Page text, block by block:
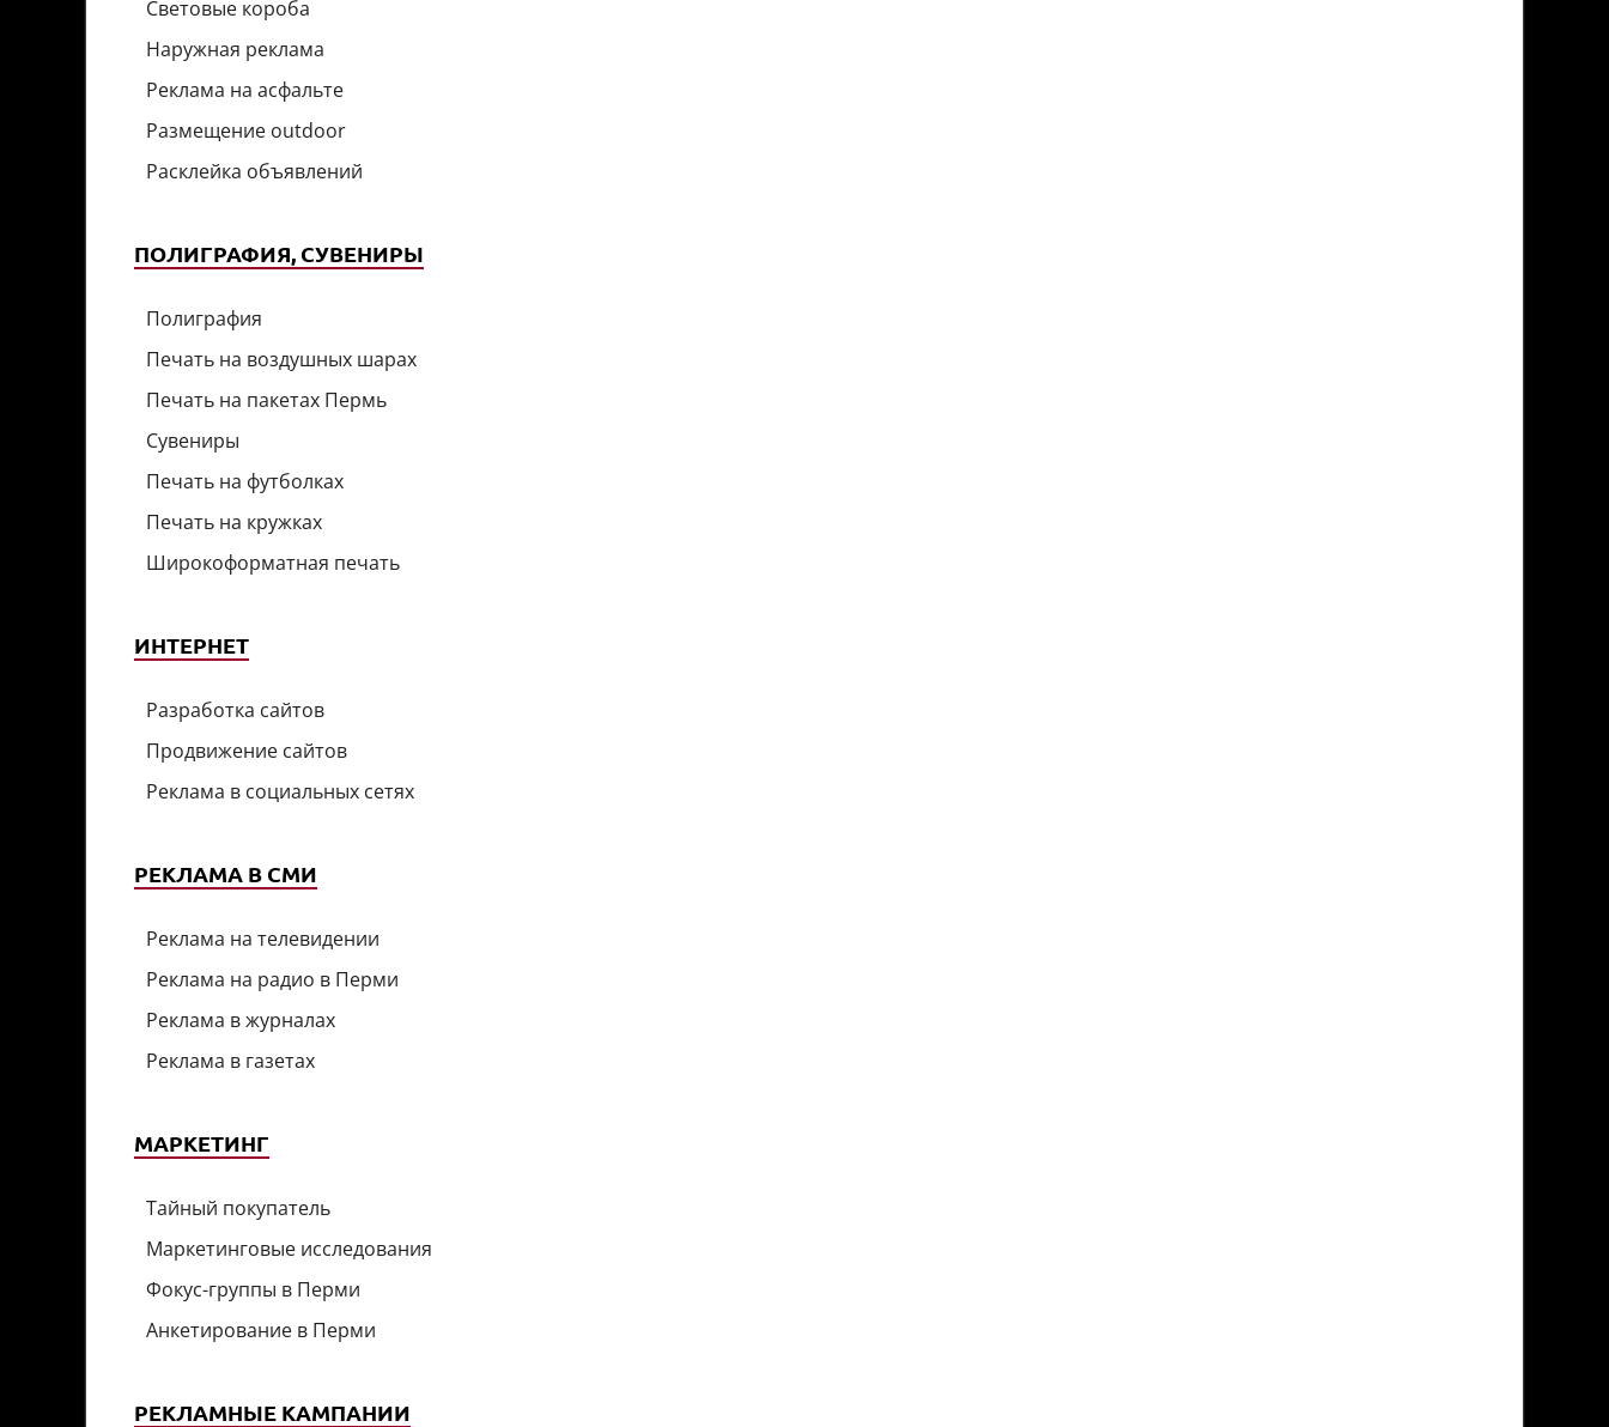
Световые короба
Наружная реклама
Реклама на асфальте
Размещение outdoor
Расклейка объявлений
ПОЛИГРАФИЯ, СУВЕНИРЫ
Полиграфия
Печать на воздушных шарах
Печать на пакетах Пермь
Сувениры
Печать на футболках
Печать на кружках
Широкоформатная печать
ИНТЕРНЕТ
Разработка сайтов
Продвижение сайтов
Реклама в социальных сетях
РЕКЛАМА В СМИ
Реклама на телевидении
Реклама на радио в Перми
Реклама в журналах
Реклама в газетах
МАРКЕТИНГ
Тайный покупатель
Маркетинговые исследования
Фокус-группы в Перми
Анкетирование в Перми
РЕКЛАМНЫЕ КАМПАНИИ